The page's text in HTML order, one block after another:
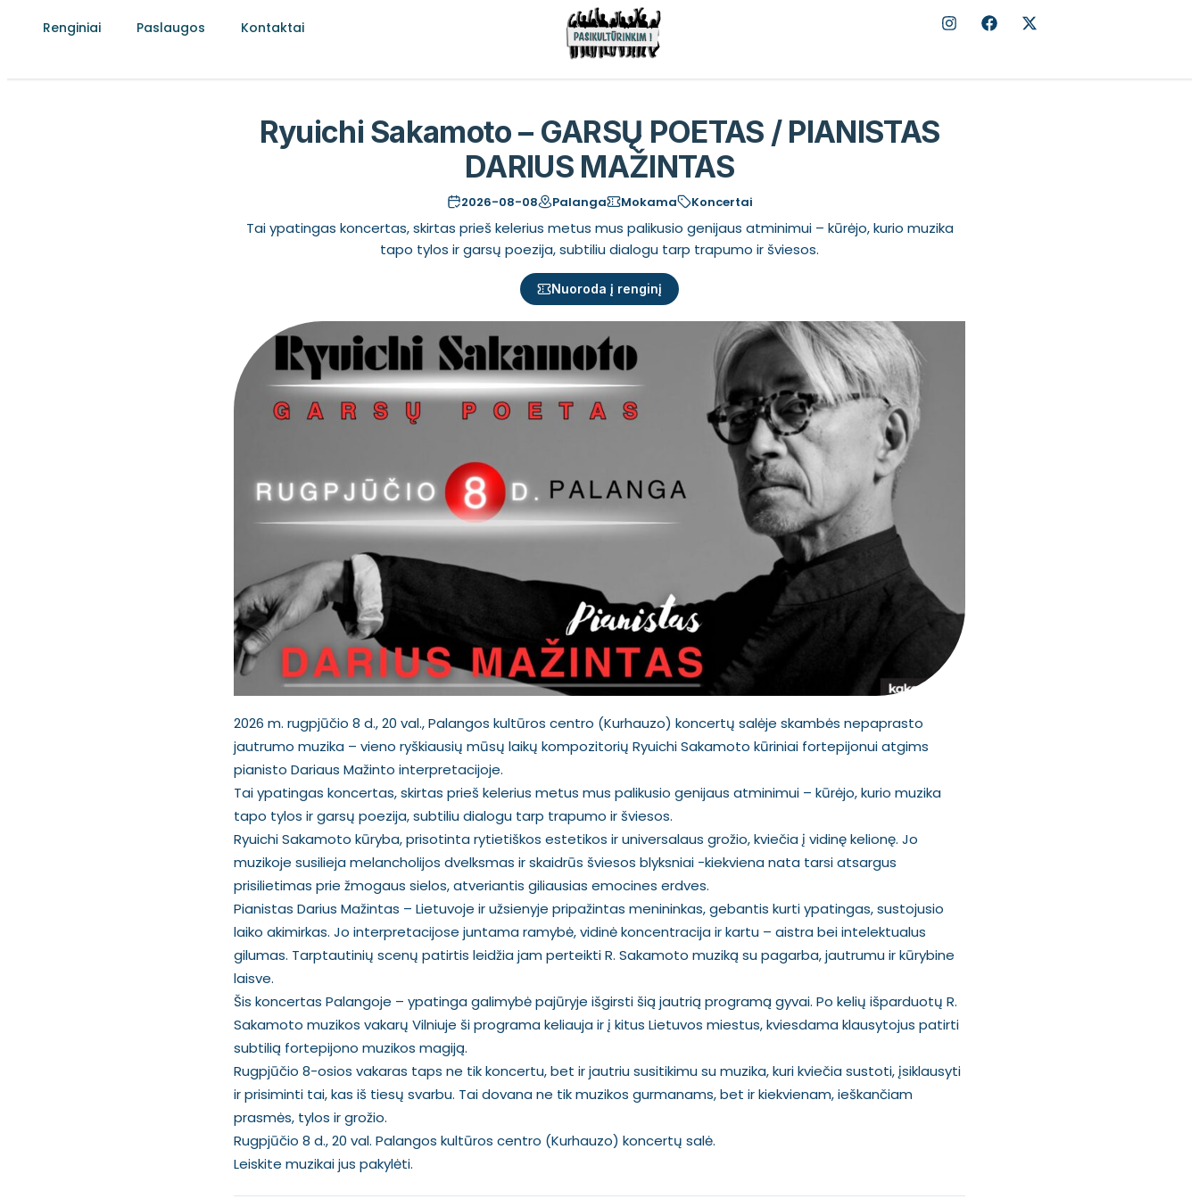
Renginiai Paslaugos Kontaktai
Ryuichi Sakamoto – GARSŲ POETAS / PIANISTAS
DARIUS MAŽINTAS
2026-08-08 Palanga Mokama Koncertai
Tai ypatingas koncertas, skirtas prieš kelerius metus mus palikusio genijaus atminimui – kūrėjo, kurio muzika
tapo tylos ir garsų poezija, subtiliu dialogu tarp trapumo ir šviesos.
Nuoroda į renginį
2026 m. rugpjūčio 8 d., 20 val., Palangos kultūros centro (Kurhauzo) koncertų salėje skambės nepaprasto
jautrumo muzika – vieno ryškiausių mūsų laikų kompozitorių Ryuichi Sakamoto kūriniai fortepijonui atgims
pianisto Dariaus Mažinto interpretacijoje.
Tai ypatingas koncertas, skirtas prieš kelerius metus mus palikusio genijaus atminimui – kūrėjo, kurio muzika
tapo tylos ir garsų poezija, subtiliu dialogu tarp trapumo ir šviesos.
Ryuichi Sakamoto kūryba, prisotinta rytietiškos estetikos ir universalaus grožio, kviečia į vidinę kelionę. Jo
muzikoje susilieja melancholijos dvelksmas ir skaidrūs šviesos blyksniai -kiekviena nata tarsi atsargus
prisilietimas prie žmogaus sielos, atveriantis giliausias emocines erdves.
Pianistas Darius Mažintas – Lietuvoje ir užsienyje pripažintas menininkas, gebantis kurti ypatingas, sustojusio
laiko akimirkas. Jo interpretacijose juntama ramybė, vidinė koncentracija ir kartu – aistra bei intelektualus
gilumas. Tarptautinių scenų patirtis leidžia jam perteikti R. Sakamoto muziką su pagarba, jautrumu ir kūrybine
laisve.
Šis koncertas Palangoje – ypatinga galimybė pajūryje išgirsti šią jautrią programą gyvai. Po kelių išparduotų R.
Sakamoto muzikos vakarų Vilniuje ši programa keliauja ir į kitus Lietuvos miestus, kviesdama klausytojus patirti
subtilią fortepijono muzikos magiją.
Rugpjūčio 8-osios vakaras taps ne tik koncertu, bet ir jautriu susitikimu su muzika, kuri kviečia sustoti, įsiklausyti
ir prisiminti tai, kas iš tiesų svarbu. Tai dovana ne tik muzikos gurmanams, bet ir kiekvienam, ieškančiam
prasmės, tylos ir grožio.
Rugpjūčio 8 d., 20 val. Palangos kultūros centro (Kurhauzo) koncertų salė.
Leiskite muzikai jus pakylėti.